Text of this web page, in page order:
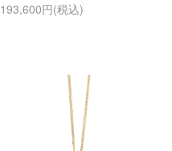
193,600円(税込)